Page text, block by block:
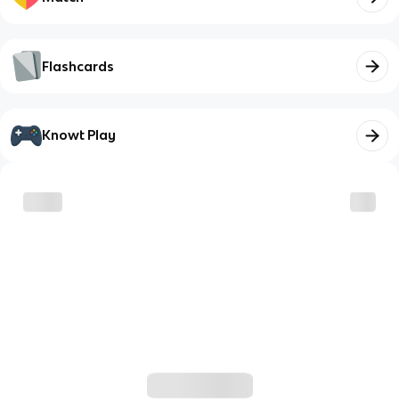
Flashcards
Knowt Play